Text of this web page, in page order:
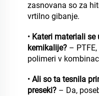
zasnovana so za
vrtilno gibanje.
• Kateri materiali
kemikalije? –
polimeri v
• Ali so ta tesnila
preseki? – Da,